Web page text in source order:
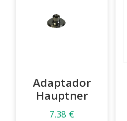
Adaptador
Hauptner
7.38 €